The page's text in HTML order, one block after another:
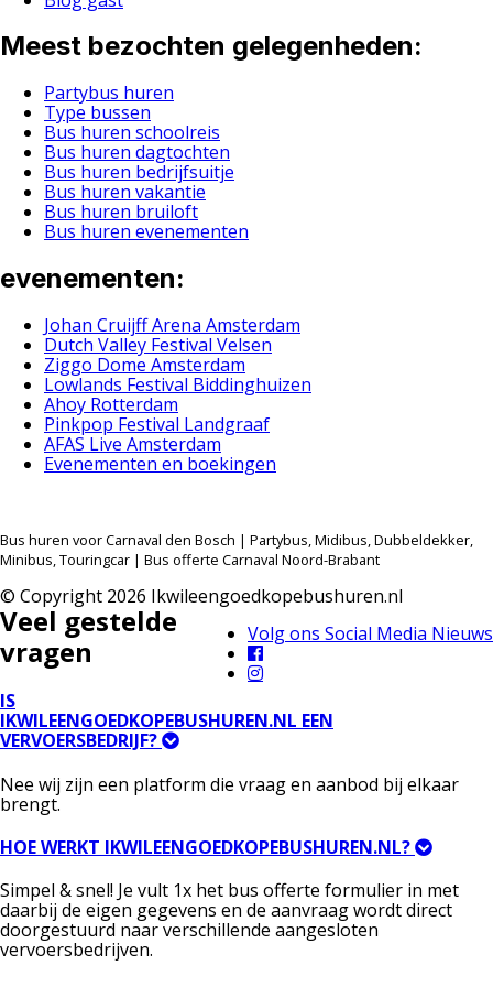
Meest bezochten gelegenheden:
Partybus huren
Type bussen
Bus huren schoolreis
Bus huren dagtochten
Bus huren bedrijfsuitje
Bus huren vakantie
Bus huren bruiloft
Bus huren evenementen
evenementen:
Johan Cruijff Arena Amsterdam
Dutch Valley Festival Velsen
Ziggo Dome Amsterdam
Lowlands Festival Biddinghuizen
Ahoy Rotterdam
Pinkpop Festival Landgraaf
AFAS Live Amsterdam
Evenementen en boekingen
Bus huren voor Carnaval den Bosch | Partybus, Midibus, Dubbeldekker,
Minibus, Touringcar | Bus offerte Carnaval Noord-Brabant
© Copyright 2026 Ikwileengoedkopebushuren.nl
Volg ons Social Media Nieuws
Veel gestelde
vragen
IS
IKWILEENGOEDKOPEBUSHUREN.NL EEN
VERVOERSBEDRIJF?
Nee wij zijn een platform die vraag en aanbod bij elkaar
brengt.
HOE WERKT IKWILEENGOEDKOPEBUSHUREN.NL?
Simpel & snel! Je vult 1x het bus offerte formulier in met
daarbij de eigen gegevens en de aanvraag wordt direct
doorgestuurd naar verschillende aangesloten
vervoersbedrijven.